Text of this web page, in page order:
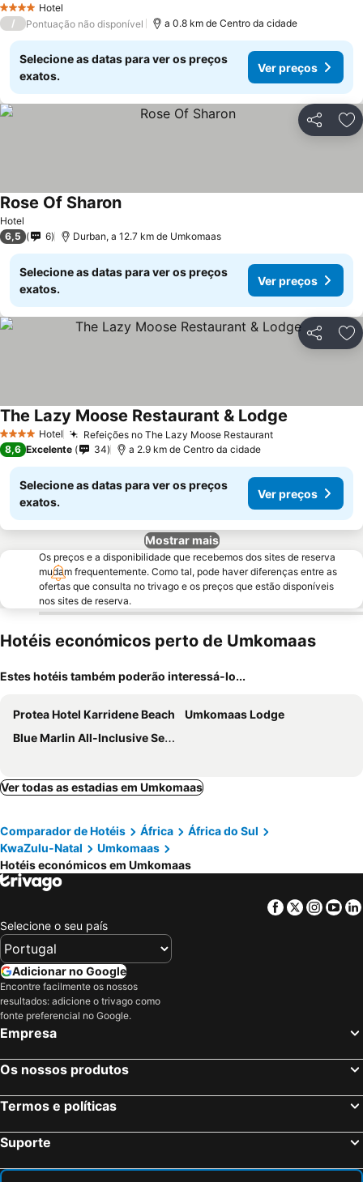
4 EstrelasHotel
/ Pontuação não disponível a 0.8 km de Centro da cidade
Selecione as datas para ver os preços
exatos.
Ver preços
Partilhar
Hotel
Rose Of Sharon
6,5 6 Durban, a 12.7 km de Umkomaas
Selecione as datas para ver os preços
exatos.
Ver preços
Partilhar
4 EstrelasHotel Refeições no The Lazy Moose Restaurant
The Lazy Moose Restaurant & Lodge
8,6 Excelente 34 a 2.9 km de Centro da cidade
Selecione as datas para ver os preços
exatos.
Ver preços
Mostrar mais
Os preços e a disponibilidade que recebemos dos sites de reserva
mudam frequentemente. Como tal, pode haver diferenças entre as
ofertas que consulta no trivago e os preços que estão disponíveis
nos sites de reserva.
Hotéis económicos perto de Umkomaas
Estes hotéis também poderão interessá-lo...
Protea Hotel Karridene Beach
Umkomaas Lodge
Blue Marlin All-Inclusive Seascape by Dream Resorts
Ver todas as estadias em Umkomaas
Comparador de Hotéis África
África do Sul
KwaZulu-Natal
Umkomaas
Hotéis económicos em Umkomaas
Facebook
Twitter
Selecione o seu país
Adicionar no Google
Encontre facilmente os nossos
resultados: adicione o trivago como
fonte preferencial no Google.
Empresa
Os nossos produtos
Termos e políticas
Suporte